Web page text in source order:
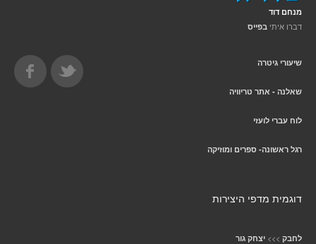
מנחם דוד
דברו איתי בפייס
שיעורי גיטרה
שאלנה - אתר טריוויה
לוח עברי לועזי
רגל ראשונה- ספרים ומוזיקה
דוגמית מדפי היצירות
לחבק >>> יצחק גור